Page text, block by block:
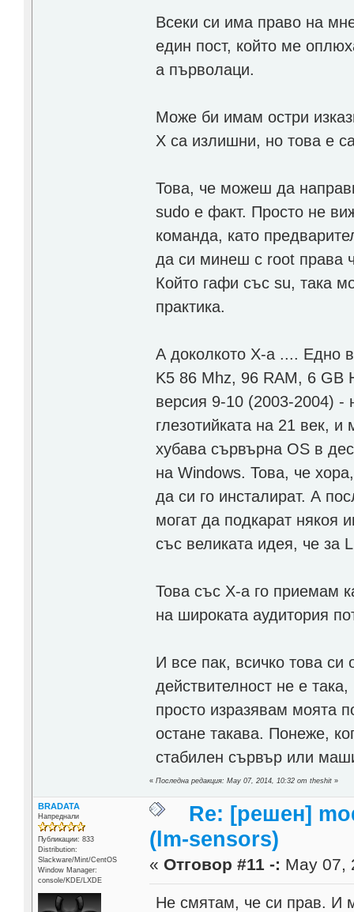
Всеки си има право на
един пост, който ме
а първолаци.
Може би имам остри
Х са излишни, но това е
Това, че можеш да
sudo е факт. Просто не
команда, като
да си минеш с root права
Който гафи със su, така
практика.
А доколкото Х-а .... Едно
K5 86 Mhz, 96 RAM, 6 GB
версия 9-10 (2003-2004) -
глезотийката на 21 век,
хубава сървърна OS в
на Windows. Това, че
да си го инсталират. А
могат да подкарат някоя
със великата идея, че за
Това със Х-а го приемам
на широката аудитория
И все пак, всичко това
действителност не е
просто изразявам моята
остане такава. Понеже,
стабилен сървър или
«Последна редакция: May 07, 2014, 10:32 от theshit »
BRADATA
Напреднали
Публикации: 833
Distribution:
Slackware/Mint/CentOS
Window Manager:
console/KDE/LXDE
Re: [решен]
(lm-sensors)
« Отговор #11 -: May 07,
Не смятам, че си прав. И